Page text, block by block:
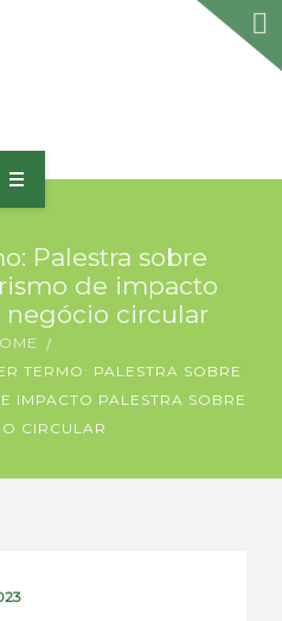
Palestra sobre
de impacto
negócio circular
TERMO: PALESTRA SOBRE
IMPACTO PALESTRA SOBRE
CIRCULAR